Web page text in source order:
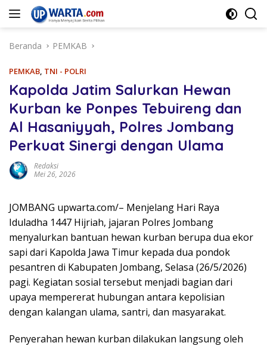
Langsung
Beranda
PEMKAB
PEMKAB, TNI - POLRI
Kapolda Jatim Salurkan Hewan
Kurban ke Ponpes Tebuireng dan
Al Hasaniyyah, Polres Jombang
Perkuat Sinergi dengan Ulama
Redaksi
Mei 26, 2026
JOMBANG upwarta.com/– Menjelang Hari Raya
Iduladha 1447 Hijriah, jajaran Polres Jombang
menyalurkan bantuan hewan kurban berupa dua ekor
sapi dari Kapolda Jawa Timur kepada dua pondok
pesantren di Kabupaten Jombang, Selasa (26/5/2026)
pagi. Kegiatan sosial tersebut menjadi bagian dari
upaya mempererat hubungan antara kepolisian
dengan kalangan ulama, santri, dan masyarakat.
Penyerahan hewan kurban dilakukan langsung oleh